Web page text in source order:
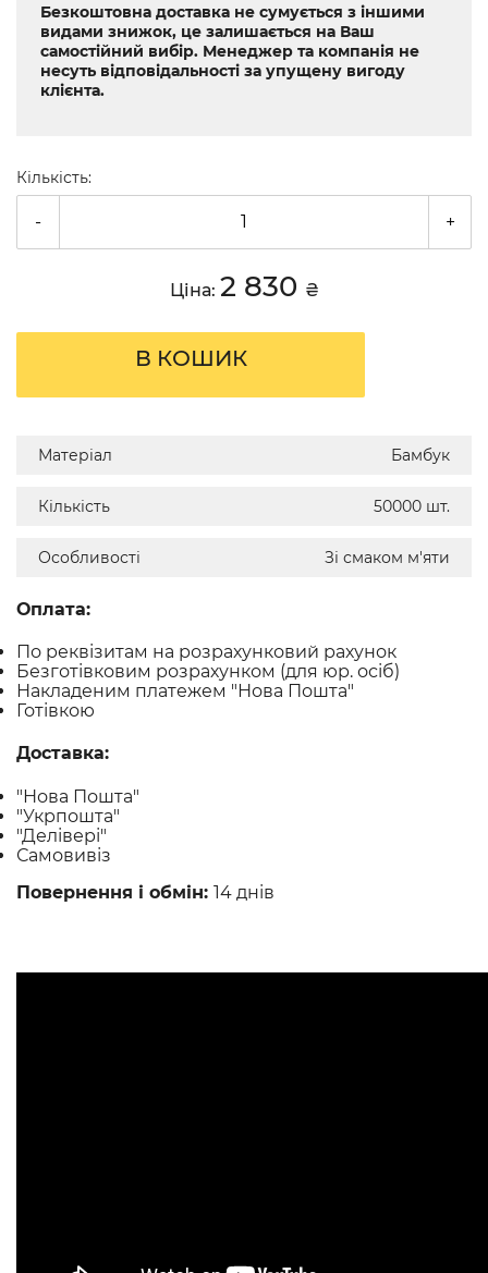
Безкоштовна доставка не сумується з іншими
видами знижок, це залишається на Ваш
самостійний вибір. Менеджер та компанія не
несуть відповідальності за упущену вигоду
клієнта.
Кількість:
- +
Ціна: 2 830 ₴
В КОШИК
Матеріал Бамбук
Кількість 50000 шт.
Особливості Зі смаком м'яти
Оплата:
По реквізитам на розрахунковий рахунок
Безготівковим розрахунком (для юр. осіб)
Накладеним платежем "Нова Пошта"
Готівкою
Доставка:
"Нова Пошта"
"Укрпошта"
"Делівері"
Самовивіз
Повернення і обмін: 14 днів